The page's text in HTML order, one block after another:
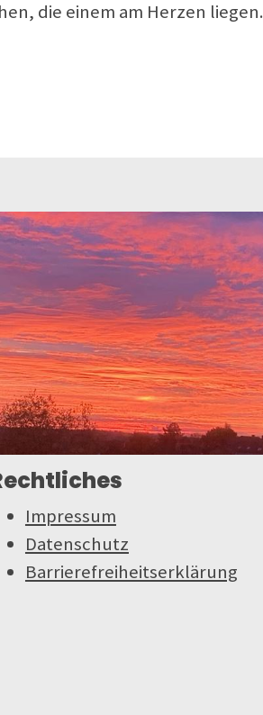
die einem am Herzen liegen.
Impressum
Datenschutz
Barrierefreiheitserklärung